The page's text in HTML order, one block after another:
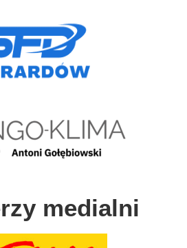
medialni